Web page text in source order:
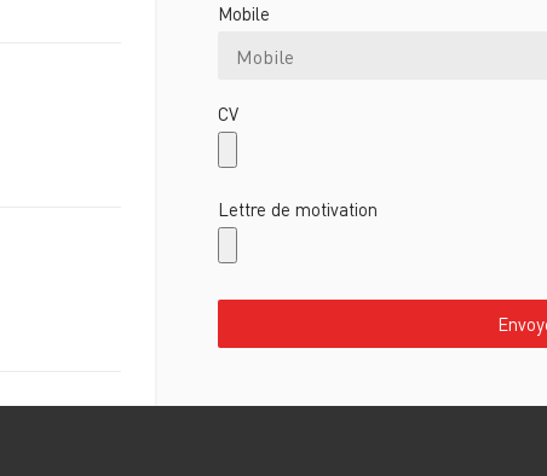
Mobile
CV
Lettre de motivation